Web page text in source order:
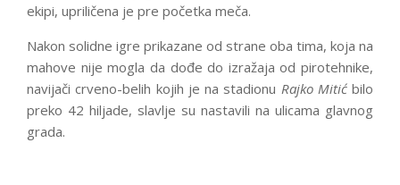
ekipi, upriličena je pre početka meča.
Nakon solidne igre prikazane od strane oba tima, koja na
mahove nije mogla da dođe do izražaja od pirotehnike,
navijači crveno-belih kojih je na stadionu Rajko Mitić bilo
preko 42 hiljade, slavlje su nastavili na ulicama glavnog
grada.